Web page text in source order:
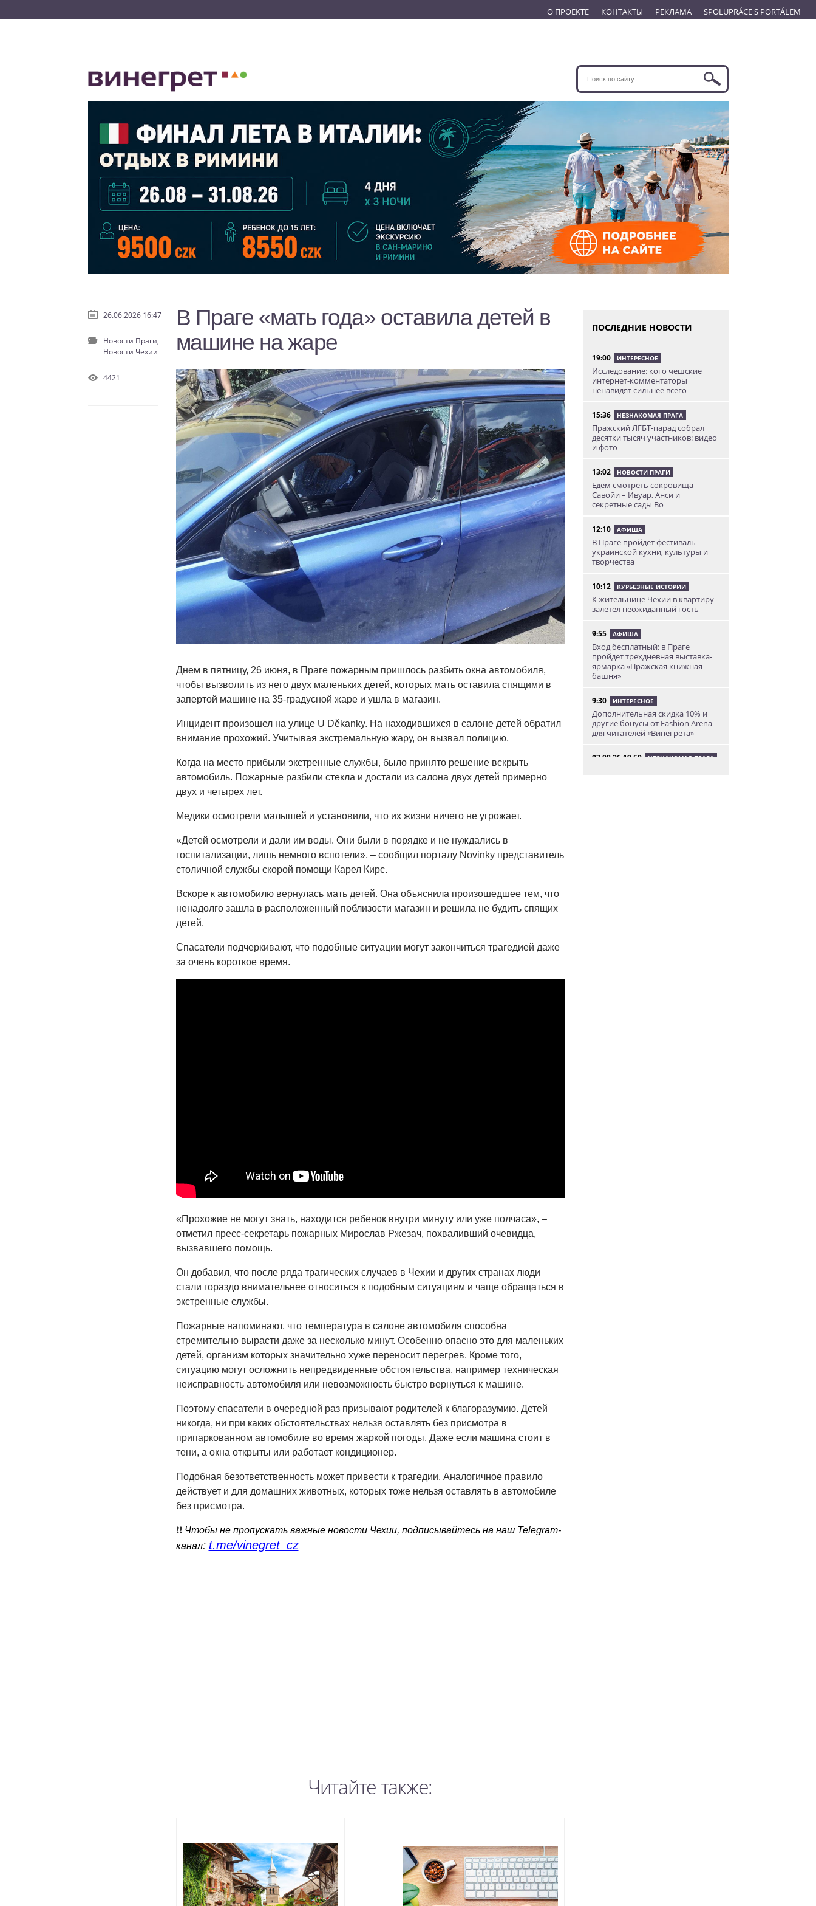
О ПРОЕКТЕ КОНТАКТЫ РЕКЛАМА SPOLUPRÁCE S PORTÁLEM
В Праге «мать года» оставила детей в
машине на жаре
Днем в пятницу, 26 июня, в Праге пожарным пришлось разбить окна автомобиля,
чтобы вызволить из него двух маленьких детей, которых мать оставила спящими в
запертой машине на 35-градусной жаре и ушла в магазин.
Инцидент произошел на улице U Děkanky. На находившихся в салоне детей обратил
внимание прохожий. Учитывая экстремальную жару, он вызвал полицию.
Когда на место прибыли экстренные службы, было принято решение вскрыть
автомобиль. Пожарные разбили стекла и достали из салона двух детей примерно
двух и четырех лет.
Медики осмотрели малышей и установили, что их жизни ничего не угрожает.
«Детей осмотрели и дали им воды. Они были в порядке и не нуждались в
госпитализации, лишь немного вспотели», – сообщил порталу Novinky представитель
столичной службы скорой помощи Карел Кирс.
Вскоре к автомобилю вернулась мать детей. Она объяснила произошедшее тем, что
ненадолго зашла в расположенный поблизости магазин и решила не будить спящих
детей.
Спасатели подчеркивают, что подобные ситуации могут закончиться трагедией даже
за очень короткое время.
«Прохожие не могут знать, находится ребенок внутри минуту или уже полчаса», –
отметил пресс-секретарь пожарных Мирослав Ржезач, похваливший очевидца,
вызвавшего помощь.
Он добавил, что после ряда трагических случаев в Чехии и других странах люди
стали гораздо внимательнее относиться к подобным ситуациям и чаще обращаться в
экстренные службы.
Пожарные напоминают, что температура в салоне автомобиля способна
стремительно вырасти даже за несколько минут. Особенно опасно это для маленьких
детей, организм которых значительно хуже переносит перегрев. Кроме того,
ситуацию могут осложнить непредвиденные обстоятельства, например техническая
неисправность автомобиля или невозможность быстро вернуться к машине.
Поэтому спасатели в очередной раз призывают родителей к благоразумию. Детей
никогда, ни при каких обстоятельствах нельзя оставлять без присмотра в
припаркованном автомобиле во время жаркой погоды. Даже если машина стоит в
тени, а окна открыты или работает кондиционер.
Подобная безответственность может привести к трагедии. Аналогичное правило
действует и для домашних животных, которых тоже нельзя оставлять в автомобиле
без присмотра.
❗️❗️ Чтобы не пропускать важные новости Чехии, подписывайтесь на наш Telegram-
канал: t.me/vinegret_cz
Читайте также:
26.06.2026 16:47
Новости Праги,
Новости Чехии
4421
ПОСЛЕДНИЕ НОВОСТИ
19:00 ИНТЕРЕСНОЕ
Исследование: кого чешские
интернет-комментаторы
ненавидят сильнее всего
15:36 НЕЗНАКОМАЯ ПРАГА
Пражский ЛГБТ-парад собрал
десятки тысяч участников: видео
и фото
13:02 НОВОСТИ ПРАГИ
Едем смотреть сокровища
Савойи – Ивуар, Анси и
секретные сады Во
12:10 АФИША
В Праге пройдет фестиваль
украинской кухни, культуры и
творчества
10:12 КУРЬЕЗНЫЕ ИСТОРИИ
К жительнице Чехии в квартиру
залетел неожиданный гость
9:55 АФИША
Вход бесплатный: в Праге
пройдет трехдневная выставка-
ярмарка «Пражская книжная
башня»
9:30 ИНТЕРЕСНОЕ
Дополнительная скидка 10% и
другие бонусы от Fashion Arena
для читателей «Винегрета»
07.08.26 19:50 НЕЗНАКОМАЯ ПРАГА